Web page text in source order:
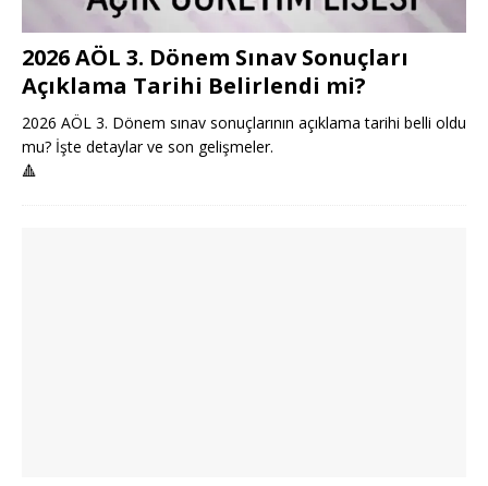
2026 AÖL 3. Dönem Sınav Sonuçları
Açıklama Tarihi Belirlendi mi?
2026 AÖL 3. Dönem sınav sonuçlarının açıklama tarihi belli oldu
mu? İşte detaylar ve son gelişmeler.
🔺